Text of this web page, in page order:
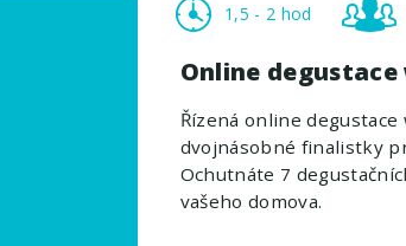
1,5 - 2 hod
Online
Řízená online
dvojnásobné finalistky
Ochutnáte 7
vašeho domova.